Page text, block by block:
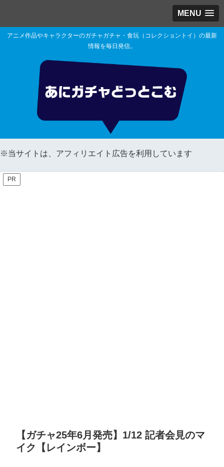
MENU
アニメ作品やキャラクターのガチャガチャ・食玩（コレクショントイ）の最新
情報を毎日発信。
※当サイトは、アフィリエイト広告を利用しています
PR
【ガチャ25年6月発売】1/12 記者会見のマ
イク【レインボー】